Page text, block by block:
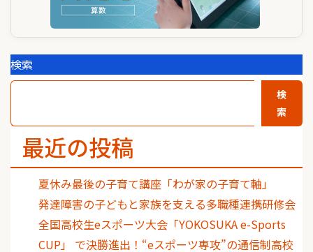
検索
検
索
最近の投稿
夏休み最後の子育て講座「わが家の子育て軸」
発達障害の子どもと家族を支える多職種連携研修会
全国高校生eスポーツ大会「YOKOSUKA e-Sports
CUP」 で決勝進出！“eスポーツ専攻”の通信制高校